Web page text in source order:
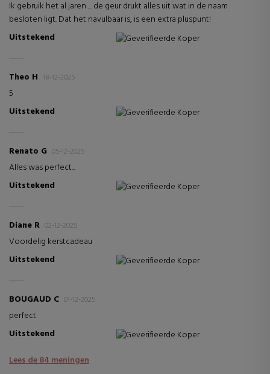
Ik gebruik het al jaren ... de geur drukt alles uit wat in de naam
besloten ligt. Dat het navulbaar is, is een extra pluspunt!
Uitstekend
Geverifieerde Koper
Theo H 18-12-2025
5
Uitstekend
Geverifieerde Koper
Renato G 05-12-2025
Alles was perfect...
Uitstekend
Geverifieerde Koper
Diane R 02-12-2025
Voordelig kerstcadeau
Uitstekend
Geverifieerde Koper
BOUGAUD C 01-12-2025
perfect
Uitstekend
Geverifieerde Koper
Lees de 84 meningen